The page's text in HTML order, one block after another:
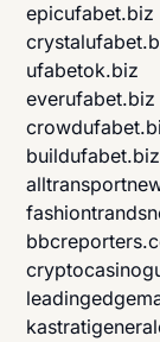
epicufabet.biz
ufabetok.biz
everufabet.biz
buildufabet.biz